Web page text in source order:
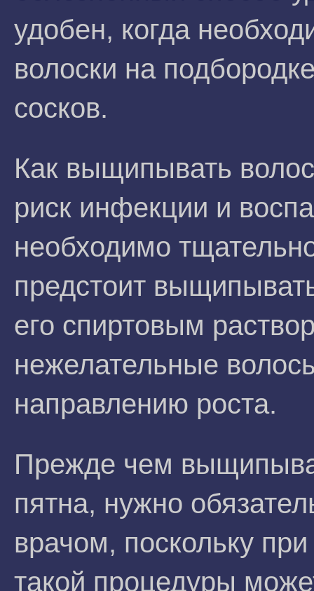
удобен, когда
волоски на
сосков.
Как выщипывать
риск инфекции и
необходимо
предстоит
его спиртовым
нежелательные
направлению роста.
Прежде чем
пятна, нужно
врачом, поскольку
такой процедуры